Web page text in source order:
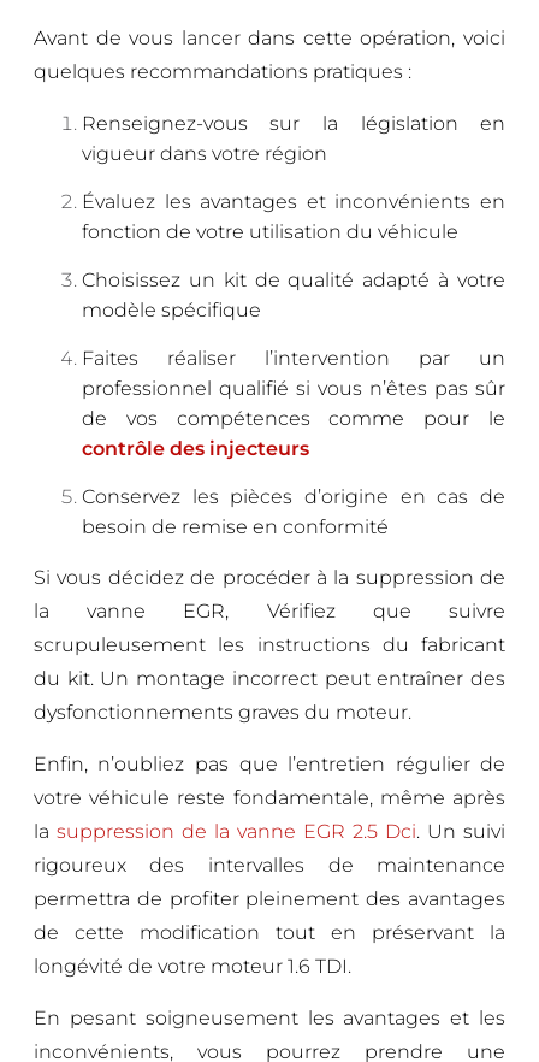
Avant de vous lancer dans cette opération, voici
quelques recommandations pratiques :
Renseignez-vous sur la législation en
vigueur dans votre région
Évaluez les avantages et inconvénients en
fonction de votre utilisation du véhicule
Choisissez un kit de qualité adapté à votre
modèle spécifique
Faites réaliser l’intervention par un
professionnel qualifié si vous n’êtes pas sûr
de vos compétences comme pour le
contrôle des injecteurs
Conservez les pièces d’origine en cas de
besoin de remise en conformité
Si vous décidez de procéder à la suppression de
la vanne EGR, Vérifiez que suivre
scrupuleusement les instructions du fabricant
du kit. Un montage incorrect peut entraîner des
dysfonctionnements graves du moteur.
Enfin, n’oubliez pas que l’entretien régulier de
votre véhicule reste fondamentale, même après
la suppression de la vanne EGR 2.5 Dci. Un suivi
rigoureux des intervalles de maintenance
permettra de profiter pleinement des avantages
de cette modification tout en préservant la
longévité de votre moteur 1.6 TDI.
En pesant soigneusement les avantages et les
inconvénients, vous pourrez prendre une